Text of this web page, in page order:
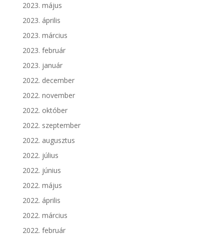
2023. május
2023. április
2023. március
2023. február
2023. január
2022. december
2022. november
2022. október
2022. szeptember
2022. augusztus
2022. július
2022. június
2022. május
2022. április
2022. március
2022. február